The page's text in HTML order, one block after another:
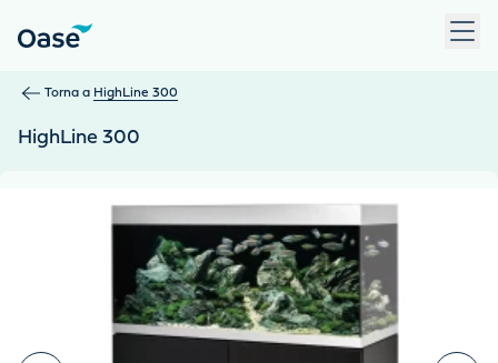
Torna a HighLine 300
HighLine 300